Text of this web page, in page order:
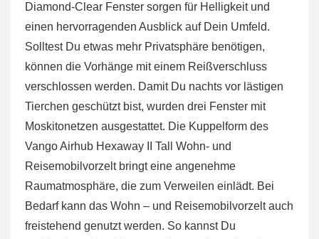
Diamond-Clear Fenster sorgen für Helligkeit und
einen hervorragenden Ausblick auf Dein Umfeld.
Solltest Du etwas mehr Privatsphäre benötigen,
können die Vorhänge mit einem Reißverschluss
verschlossen werden. Damit Du nachts vor lästigen
Tierchen geschützt bist, wurden drei Fenster mit
Moskitonetzen ausgestattet. Die Kuppelform des
Vango Airhub Hexaway II Tall Wohn- und
Reisemobilvorzelt bringt eine angenehme
Raumatmosphäre, die zum Verweilen einlädt. Bei
Bedarf kann das Wohn – und Reisemobilvorzelt auch
freistehend genutzt werden. So kannst Du